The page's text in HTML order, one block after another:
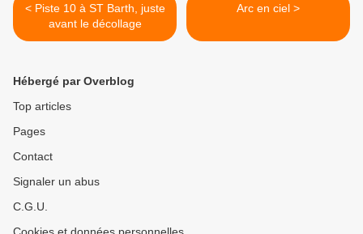
< Piste 10 à ST Barth, juste
avant le décollage
Arc en ciel >
Hébergé par Overblog
Top articles
Pages
Contact
Signaler un abus
C.G.U.